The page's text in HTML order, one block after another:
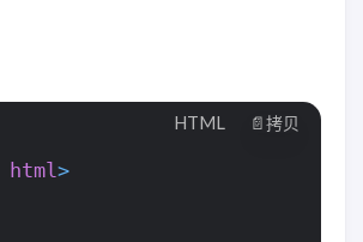
html >
📄拷贝
HTML